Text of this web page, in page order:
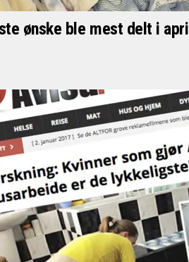
ønske ble mest delt i april